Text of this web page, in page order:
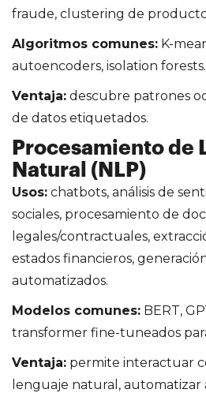
fraude, clustering de
Algoritmos comunes: K-
autoencoders, isolation forests.
Ventaja: descubre patrones
de datos etiquetados.
Procesamiento de
Natural (NLP)
Usos: chatbots, análisis de
sociales, procesamiento de
legales/contractuales,
estados financieros,
automatizados.
Modelos comunes: BERT,
transformer fine-tuneados
Ventaja: permite interactuar
lenguaje natural, automatizar